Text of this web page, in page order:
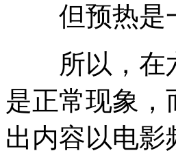
但预热是一
所以，在六
是正常现象，
出内容以电